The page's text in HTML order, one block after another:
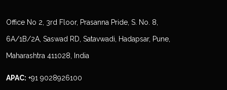
Office No 2, 3rd Floor, Prasanna Pride, S. No. 8,
6A/1B/2A, Saswad RD, Satavwadi, Hadapsar, Pune,
Maharashtra 411028, India
APAC: +91 9028926100